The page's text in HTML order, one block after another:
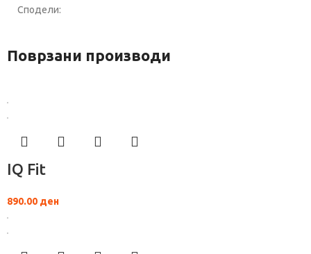
Сподели:
Поврзани производи
IQ Fit
890.00 ден